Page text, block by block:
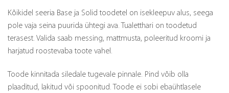
€45.90
through
Kõikidel seeria Base ja Solid toodetel on isekleepuv alus, seega
pole vaja seina puurida ühtegi ava. Tualetthari on toodetud
terasest. Valida saab messing, mattmusta, poleeritud kroomi ja
harjatud roostevaba toote vahel.
Toode kinnitada siledale tugevale pinnale. Pind võib olla
plaaditud, lakitud või spoonitud. Toode ei sobi ebaühtlasele